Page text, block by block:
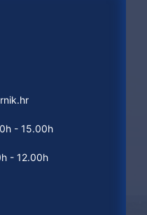
- 15.00h
- 12.00h